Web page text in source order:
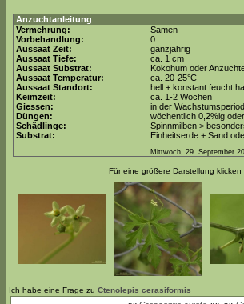
Anzuchtanleitung
Vermehrung:
Samen
Vorbehandlung:
0
Aussaat Zeit:
ganzjährig
Aussaat Tiefe:
ca. 1 cm
Aussaat Substrat:
Kokohum oder
Aussaat Temperatur:
ca. 20-25°C
Aussaat Standort:
hell + konstant feucht
Keimzeit:
ca. 1-2 Wochen
Giessen:
in der
Düngen:
wöchentlich 0,2%ig
Schädlinge:
Spinnmilben >
Substrat:
Einheitserde + Sand
Mittwoch, 29. September
Für eine größere Darstellung klicken
Ich habe eine Frage zu Ctenolepis cerasiformis